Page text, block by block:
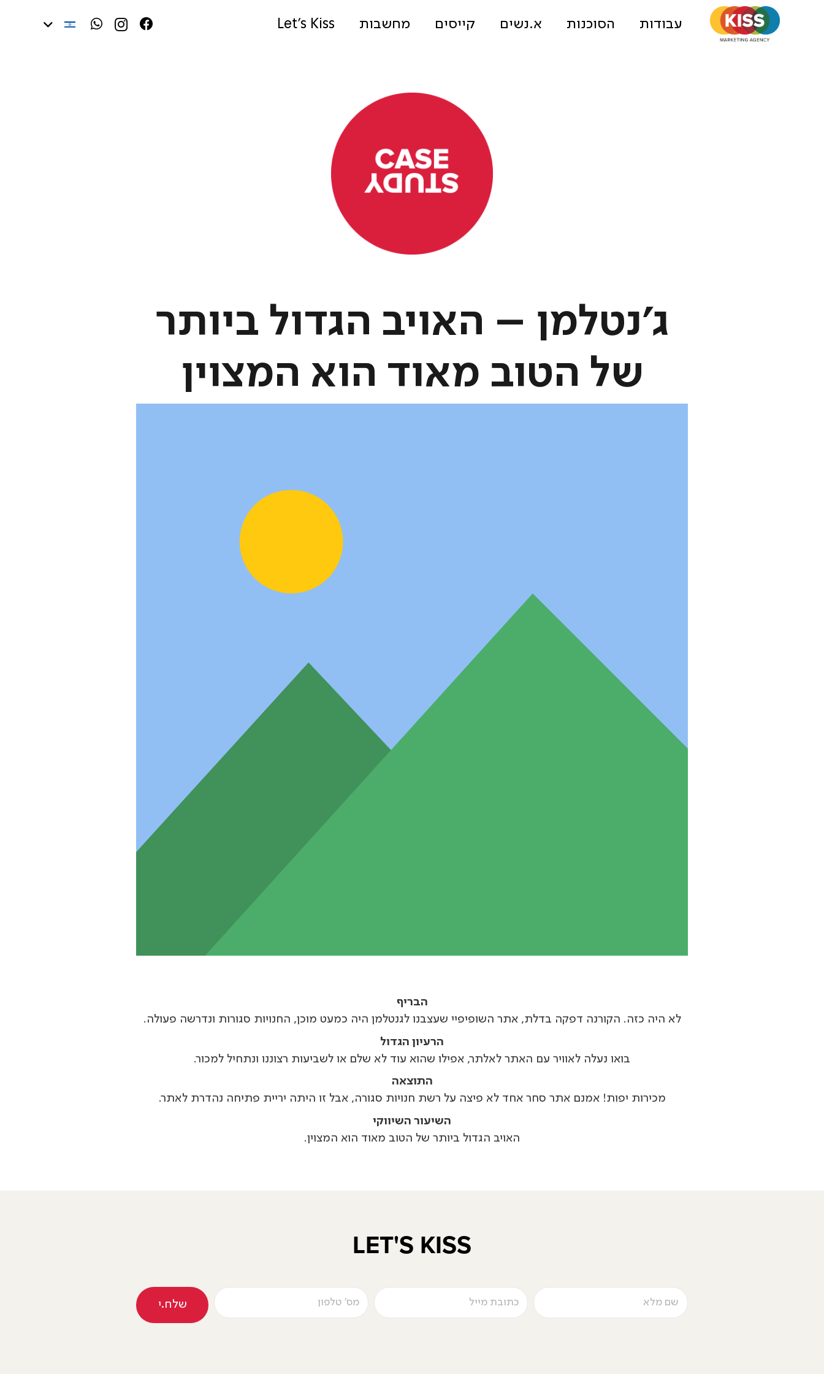
עבודות הסוכנות א.נשים קייסים מחשבות Let's Kiss
ג׳נטלמן – האויב הגדול ביותר
של הטוב מאוד הוא המצוין
הבריף
לא היה כזה. הקורנה דפקה בדלת, אתר השופיפיי שעצבנו לגנטלמן היה כמעט מוכן, החנויות סגורות ונדרשה פעולה.
הרעיון הגדול
בואו נעלה לאוויר עם האתר לאלתר, אפילו שהוא עוד לא שלם או לשביעות רצוננו ונתחיל למכור.
התוצאה
מכירות יפות! אמנם אתר סחר אחד לא פיצה על רשת חנויות סגורה, אבל זו היתה יריית פתיחה נהדרת לאתר.
השיעור השיווקי
האויב הגדול ביותר של הטוב מאוד הוא המצוין.
LET'S KISS
שלח.י